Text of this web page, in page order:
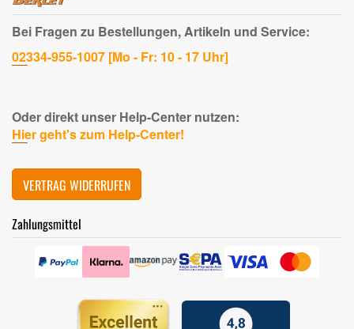
Bei Fragen zu Bestellungen, Artikeln und Service:
02334-955-1007 [Mo - Fr: 10 - 17 Uhr]
Oder direkt unser Help-Center nutzen:
Hier geht's zum Help-Center!
VERTRAG WIDERRUFEN
Zahlungsmittel